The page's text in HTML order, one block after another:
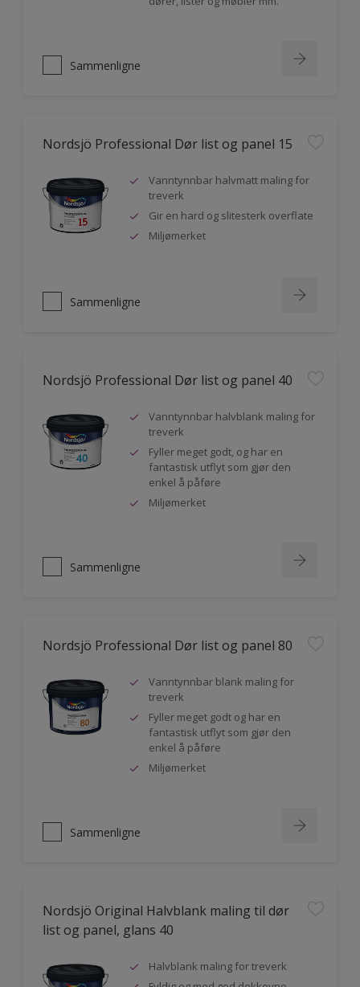
Sammenligne
Nordsjö Professional Dør list og panel 15
Vanntynnbar halvmatt maling for
treverk
Gir en hard og slitesterk overflate
Miljømerket
Sammenligne
Nordsjö Professional Dør list og panel 40
Vanntynnbar halvblank maling for
treverk
Fyller meget godt, og har en
fantastisk utflyt som gjør den
enkel å påføre
Miljømerket
Sammenligne
Nordsjö Professional Dør list og panel 80
Vanntynnbar blank maling for
treverk
Fyller meget godt og har en
fantastisk utflyt som gjør den
enkel å påføre
Miljømerket
Sammenligne
Nordsjö Original Halvblank maling til dør
list og panel, glans 40
Halvblank maling for treverk